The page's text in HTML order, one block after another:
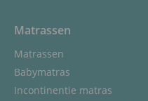
Matrassen
Matrassen
Babymatras
Incontinentie matras